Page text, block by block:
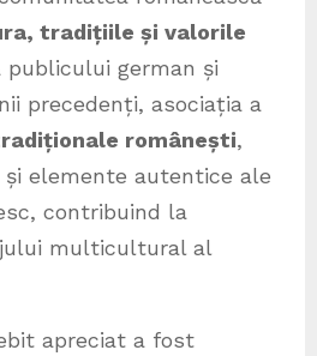
tradițiile și valorile
publicului german și
precedenți, asociația a
românești,
elemente autentice ale
contribuind la
multicultural al
apreciat a fost